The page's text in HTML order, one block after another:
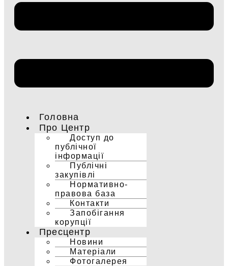
Головна
Про Центр
Доступ до
публічної
інформації
Публічні
закупівлі
Нормативно-
правова база
Контакти
Запобігання
корупції
Пресцентр
Новини
Матеріали
Фотогалерея